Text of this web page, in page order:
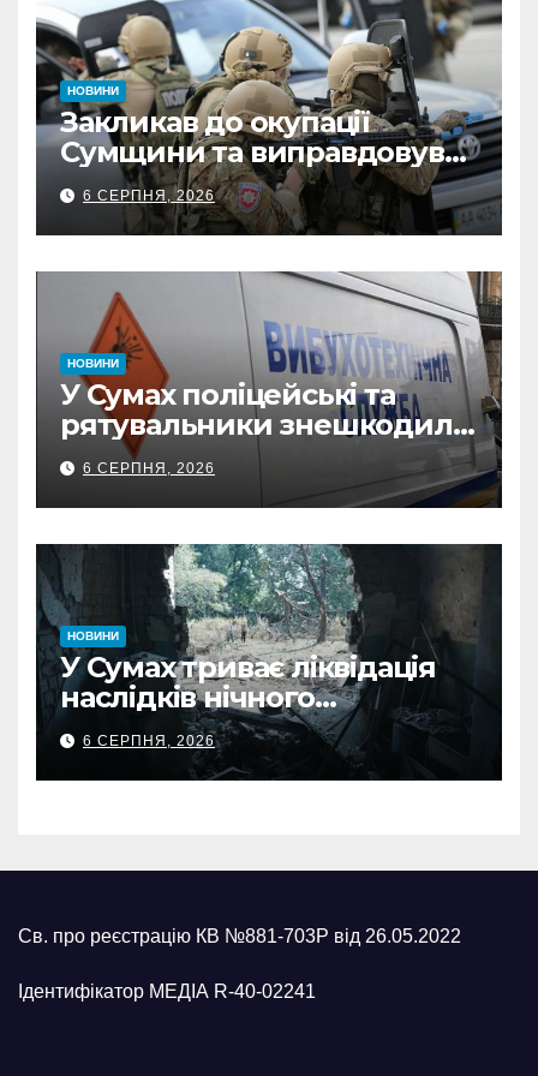
НОВИНИ
Закликав до окупації
Сумщини та виправдовував
обстріли: СБУ викрила
прокремлівського агітатора
з Охтирки
6 СЕРПНЯ, 2026
НОВИНИ
У Сумах поліцейські та
рятувальники знешкодили
500-кілограмову авіабомбу
росіян
6 СЕРПНЯ, 2026
НОВИНИ
У Сумах триває ліквідація
наслідків нічного
масованого удару КАБами
6 СЕРПНЯ, 2026
Св. про реєстрацію КВ №881-703Р від 26.05.2022
Ідентифікатор МЕДІА R-40-02241